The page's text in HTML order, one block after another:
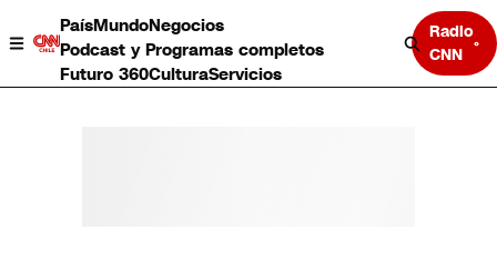
PaísMundoNegocios
Podcast y Programas completos
Futuro 360CulturaServicios
Radio
CNN